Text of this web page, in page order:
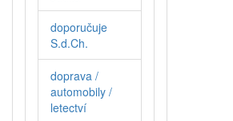
doporučuje
S.d.Ch.
doprava /
automobily /
letectví